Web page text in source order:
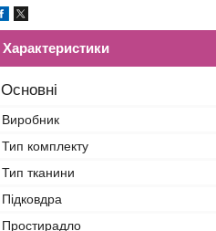
Характеристики
Основні
Виробник
Тип комплекту
Тип тканини
Підковдра
Простирадло